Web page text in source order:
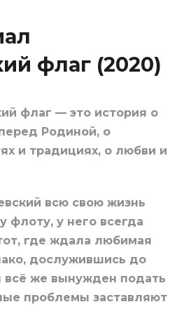
флаг (2020)
флаг — это история о
Родиной, о
и традициях, о любви и
всю свою жизнь
флоту, у него всегда
где ждала любимая
дослужившись до
всё же вынужден подать
проблемы заставляют